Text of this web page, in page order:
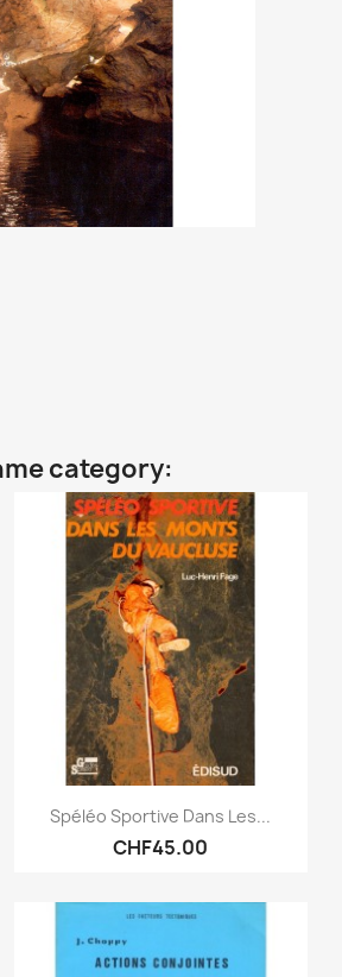
category:
Quick view
Spéléo Sportive Dans Les...
CHF45.00